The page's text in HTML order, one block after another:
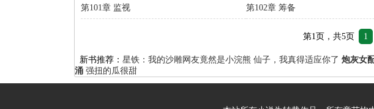
第101章 监视 第102章 筹备
第1页，共5页 1
新书推荐： 星铁：我的沙雕网友竟然是小浣熊 仙子，我真得适应你了 炮灰女
涌 强扭的瓜很甜